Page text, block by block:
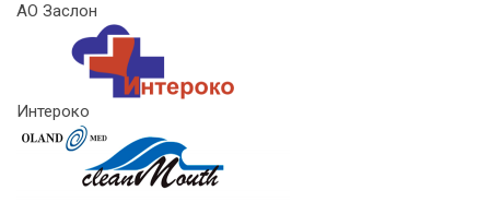
АО Заслон
Интероко